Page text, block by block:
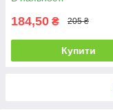
184,50 ₴ 205 ₴
Купити